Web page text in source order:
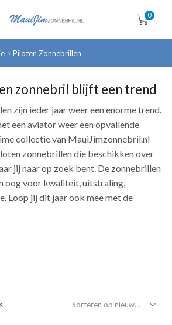
0
Piloten Zonnebrillen
zonnebril blijft een trend
zijn ieder jaar weer een enorme trend.
een aviator weer een opvallende
collectie van MauiJimzonnebril.nl
zonnebrillen die beschikken over
jij naar op zoek bent. De zonnebrillen
oog voor kwaliteit, uitstraling,
Loop jij dit jaar ook mee met de